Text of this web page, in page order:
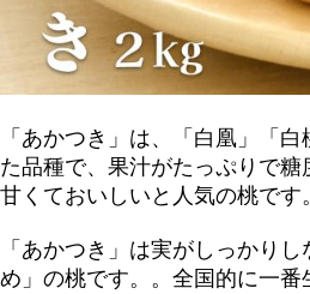
「あかつき」は、「白凰」「
た品種で、果汁がたっぷりで糖
甘くておいしいと人気の桃です。
「あかつき」は実がしっかり
め」の桃です。。全国的に一